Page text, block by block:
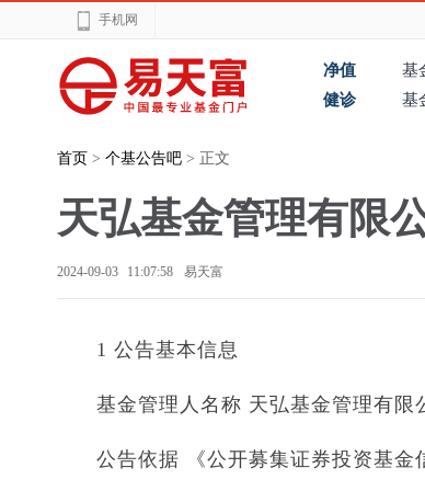
手机网
净值 基
健诊
基
首页 > 个基公告吧 > 正文
天弘基金管理有限
2024-09-03 11:07:58 易天富
1 公告基本信息
基金管理人名称 天弘基金管理有限
公告依据 《公开募集证券投资基